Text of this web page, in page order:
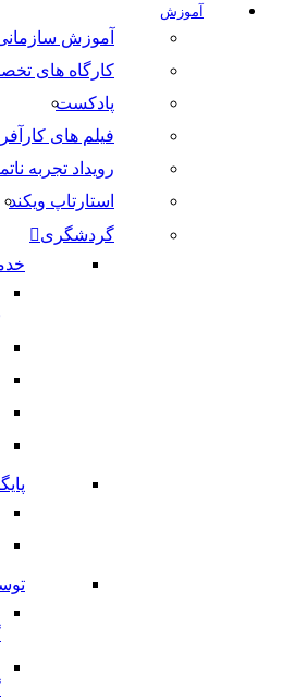
آموزش
آموزش
کارگاه های
پادکست
فیلم های
رویداد تجربه
استارتاپ ویکند
گردشگری